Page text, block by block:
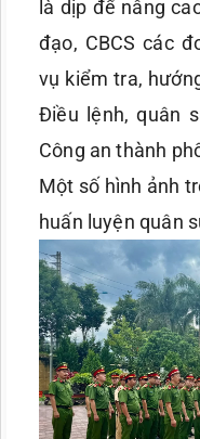
là dịp để nâng
đạo, CBCS các
vụ kiểm tra,
Điều lệnh, quân
Công an thành
Một số hình ảnh
huấn luyện quân